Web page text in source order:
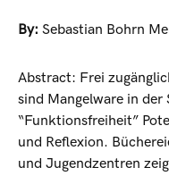
By: Sebastian Bohrn
Abstract: Frei
sind Mangelware in
“Funktionsfreiheit”
und Reflexion.
und Jugendzentren